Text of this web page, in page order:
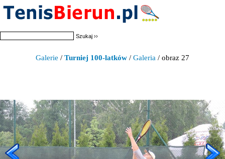
Galerie / Turniej 100-latków / Galeria / obraz 27